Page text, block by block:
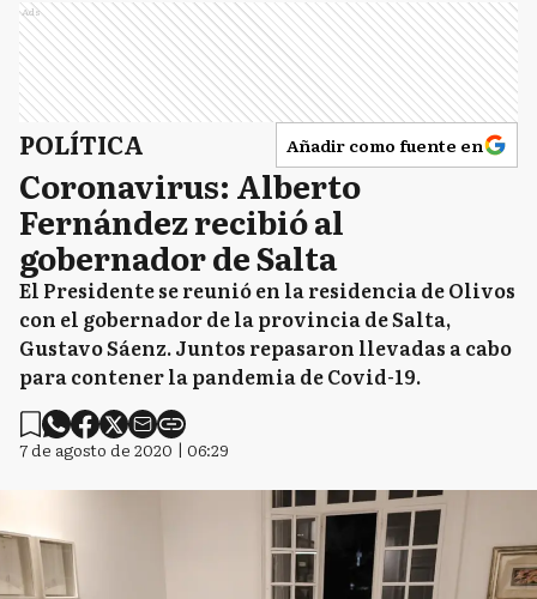
Ads
POLÍTICA Añadir como fuente en
Coronavirus: Alberto
Fernández recibió al
gobernador de Salta
El Presidente se reunió en la residencia de Olivos
con el gobernador de la provincia de Salta,
Gustavo Sáenz. Juntos repasaron llevadas a cabo
para contener la pandemia de Covid-19.
7 de agosto de 2020 | 06:29